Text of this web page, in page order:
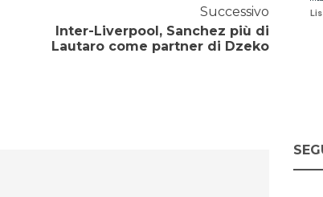
Successivo
Inter-Liverpool, Sanchez più di
Lautaro come partner di Dzeko